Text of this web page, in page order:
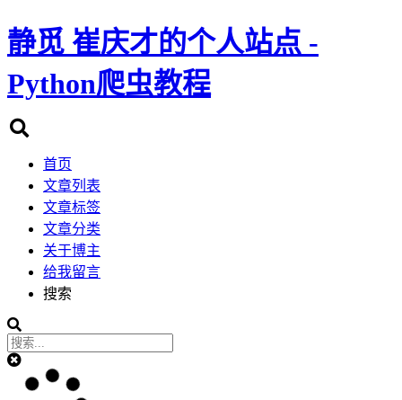
静觅 崔庆才的个人站点 -
Python爬虫教程
首页
文章列表
文章标签
文章分类
关于博主
给我留言
搜索